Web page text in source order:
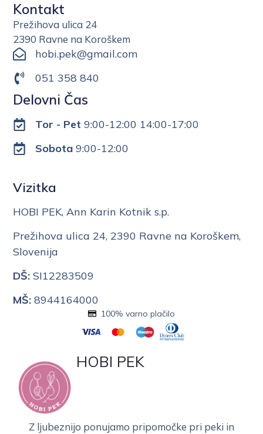
Kontakt
Prežihova ulica 24
2390 Ravne na Koroškem
hobi.pek@gmail.com
051 358 840
Delovni Čas
Tor - Pet 9:00-12:00 14:00-17:00
Sobota9:00-12:00
Vizitka
HOBI PEK, Ann Karin Kotnik s.p.
Prežihova ulica 24, 2390 Ravne na Koroškem,
Slovenija
DŠ: SI12283509
MŠ: 8944164000
HOBI PEK
Z ljubeznijo ponujamo pripomočke pri peki in
100% varno plačilo